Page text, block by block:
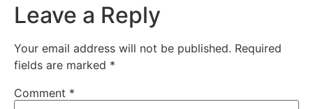
Leave a Reply
Your email address will not be published. Required
fields are marked *
Comment *